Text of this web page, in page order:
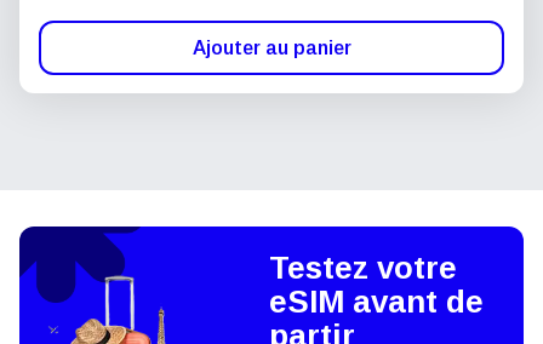
Ajouter au panier
Testez votre
eSIM avant de
partir